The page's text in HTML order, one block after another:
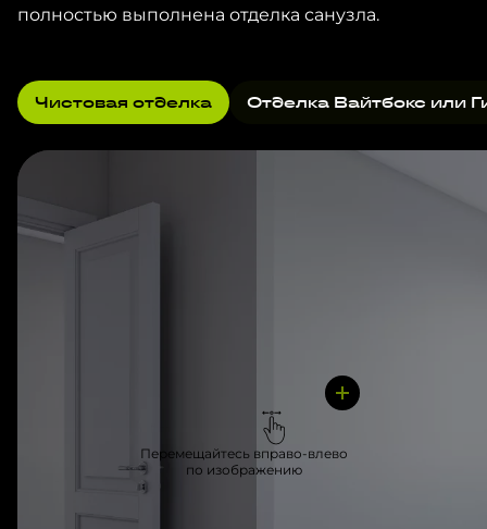
полностью выполнена отделка санузла.
Чистовая отделка Отделка Вайтбокс или
Перемещайтесь вправо-влево
по изображению